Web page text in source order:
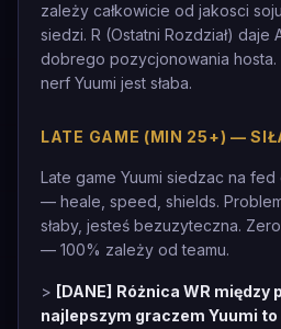
zależy całkowicie od jakosci
siedzi. R (Ostatni Rozdział) daje
dobrego pozycjonowania hosta.
nerf Yuumi jest słaba.
LATE GAME (MIN 25+) —
Late game Yuumi siedzac na
— heale, speed, shields.
słaby, jesteś bezuzyteczna.
— 100% zależy od teamu.
> [DANE] Różnica WR między
najlepszym graczem Yuumi